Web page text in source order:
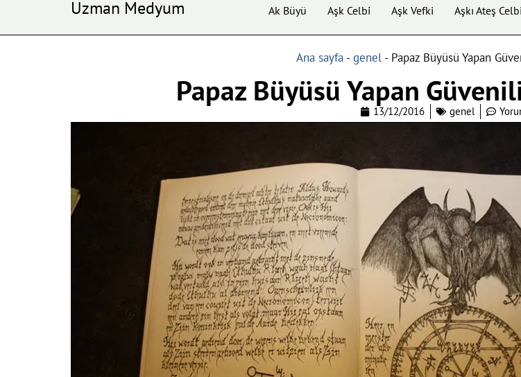
Uzman Medyum Ak Büyü Aşk Celbi Aşk Vefki Aşkı Ateş Celbi
Ana sayfa -genel - Papaz Büyüsü Yapan
Papaz Büyüsü Yapan
13/12/2016 genel